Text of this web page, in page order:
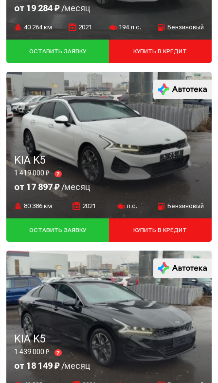
от 19 284 ₽/месяц
40 264 км 2021 194 л.с. Бензиновый
ОСТАВИТЬ ЗАЯВКУ КУПИТЬ В КРЕДИТ
KIA K5
1 419 000 ₽ ?
от 17 897 ₽/месяц
80 386 км 2021 л.с. Бензиновый
ОСТАВИТЬ ЗАЯВКУ КУПИТЬ В КРЕДИТ
KIA K5
1 439 000 ₽ ?
от 18 149 ₽/месяц